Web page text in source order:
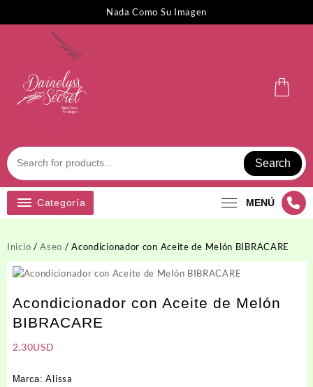
Nada Como Su Imagen
Search
Categoría MENÚ
Inicio /Aseo / Acondicionador con Aceite de Melón BIBRACARE
Acondicionador con Aceite de Melón
BIBRACARE
2.30USD
Marca: Alissa